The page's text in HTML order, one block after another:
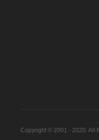
Copyright © 2001 - 2020. All